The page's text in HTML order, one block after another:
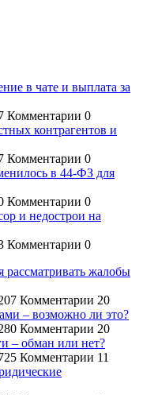
в чате и выплата за
Комментарии 0
контрагентов и
Комментарии 0
в 44-ФЗ для
Комментарии 0
и недострои на
Комментарии 0
рассматривать жалобы
Комментарии 20
– возможно ли это?
Комментарии 20
– обман или нет?
Комментарии 11